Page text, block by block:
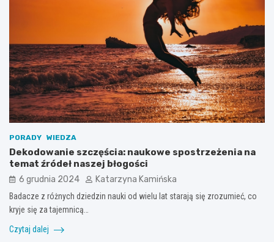
PORADY WIEDZA
Dekodowanie szczęścia: naukowe spostrzeżenia na
temat źródeł naszej błogości
6 grudnia 2024 Katarzyna Kamińska
Badacze z różnych dziedzin nauki od wielu lat starają się zrozumieć, co
kryje się za tajemnicą…
Czytaj dalej